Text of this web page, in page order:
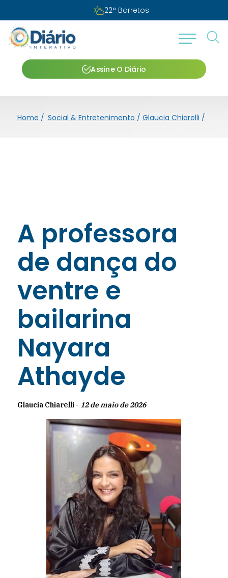
22° Barretos
Assine O Diário
Home / Social & Entretenimento / Glaucia Chiarelli /
A professora
de dança do
ventre e
bailarina
Nayara
Athayde
Glaucia Chiarelli - 12 de maio de 2026